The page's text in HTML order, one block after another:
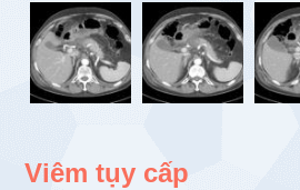
Viêm tụy cấp